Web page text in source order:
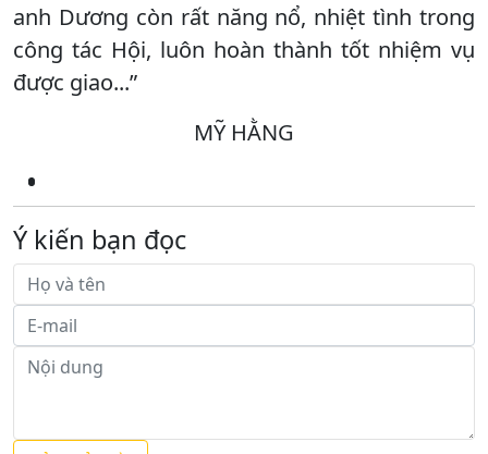
anh Dương còn rất năng nổ, nhiệt tình trong
công tác Hội, luôn hoàn thành tốt nhiệm vụ
được giao...”
MỸ HẰNG
Ý kiến bạn đọc